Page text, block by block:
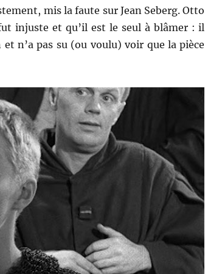
mis la faute sur Jean Seberg. Otto
injuste et qu’il est le seul à blâmer : il
n’a pas su (ou voulu) voir que la pièce